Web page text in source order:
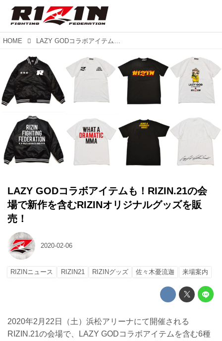
HOME LAZY GODコラボアイテムも！RIZIN.21の会場で新作を含むRIZINオリジナルグッズを販売！
LAZY GODコラボアイテムも！RIZIN.21の会
場で新作を含むRIZINオリジナルグッズを販
売！
2020-02-06
RIZINニュース RIZIN21 RIZINグッズ 佐々木憂流迦 来場案内
2020年2月22日（土）浜松アリーナにて開催される
RIZIN.21の会場で、LAZY GODコラボアイテムを含む6種